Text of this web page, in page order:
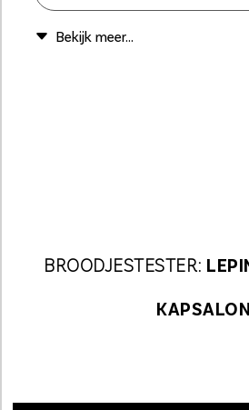
BROODJESTESTER:
KAPSALON